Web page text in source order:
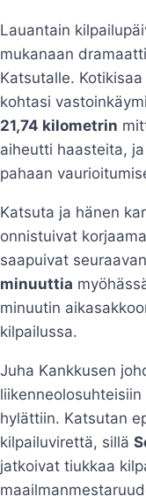
Lauantain
mukanaan
Katsutalle.
kohtasi
21,74 kilometrin
aiheutti haasteita,
pahaan
Katsuta ja hänen
onnistuivat
saapuivat
minuuttia
minuutin
kilpailussa.
Juha Kankkusen
hylättiin. Katsutan
kilpailuvirettä, sillä
jatkoivat tiukkaa